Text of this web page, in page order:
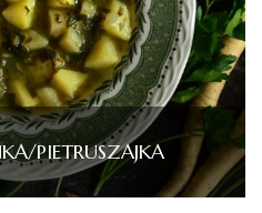
PIETRUSZAJKA